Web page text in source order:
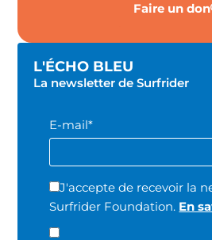
Faire un don
L'ÉCHO BLEU
La newsletter de Surfrider
E-mail*
J'accepte de recevoir la
Surfrider Foundation. En